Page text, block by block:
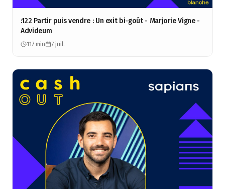
:122 Partir puis vendre : Un exit bi-goût - Marjorie Vigne -
Advideum
117 min 7 juil.